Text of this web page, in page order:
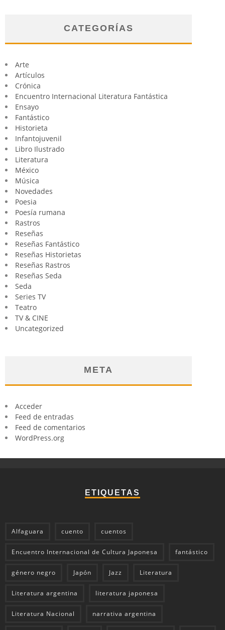
CATEGORÍAS
Arte
Artículos
Crónica
Encuentro Internacional Literatura Fantástica
Ensayo
Fantástico
Historieta
Infantojuvenil
Libro Ilustrado
Literatura
México
Música
Novedades
Poesia
Poesía rumana
Rastros
Reseñas
Reseñas Fantástico
Reseñas Historietas
Reseñas Rastros
Reseñas Seda
Seda
Series TV
Teatro
TV & CINE
Uncategorized
META
Acceder
Feed de entradas
Feed de comentarios
WordPress.org
ETIQUETAS
Alfaguara cuento cuentos
Encuentro Internacional de Cultura Japonesa fantástico
género negro Japón Jazz Literatura
Literatura argentina literatura japonesa
Literatura Nacional narrativa argentina